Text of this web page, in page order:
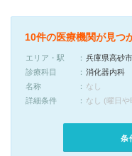
10件の医療機関が見つ
エリア・駅
兵庫県高砂市
診療科目
消化器内科
名称
なし
詳細条件
なし (曜日
条